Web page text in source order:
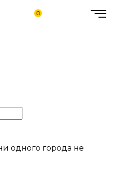
0
одного города не